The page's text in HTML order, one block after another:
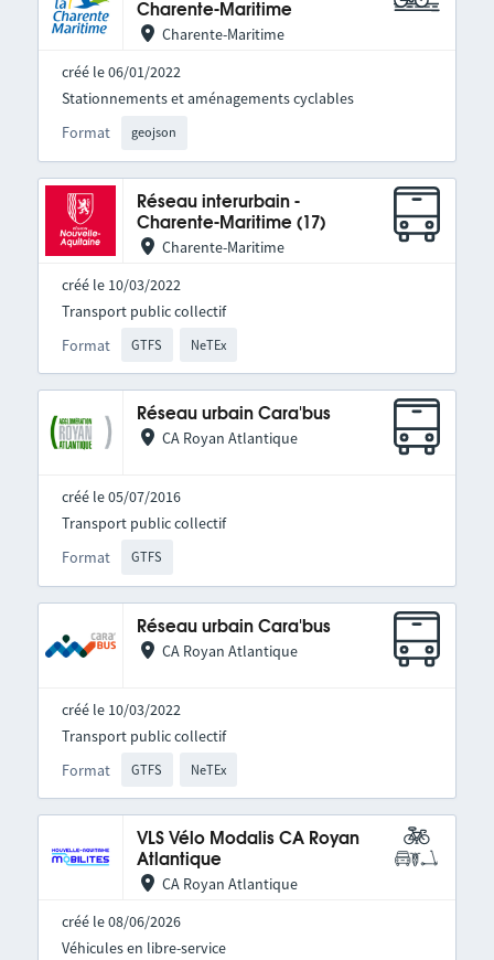
Charente-Maritime
Charente-Maritime
créé le 06/01/2022
Format geojson
Stationnements et aménagements cyclables
Réseau interurbain -
Charente-Maritime (17)
Charente-Maritime
créé le 10/03/2022
Format GTFS NeTEx
Transport public collectif
Réseau urbain Cara'bus
CA Royan Atlantique
créé le 05/07/2016
Format GTFS
Transport public collectif
Réseau urbain Cara'bus
CA Royan Atlantique
créé le 10/03/2022
Format GTFS NeTEx
Transport public collectif
VLS Vélo Modalis CA Royan
Atlantique
CA Royan Atlantique
créé le 08/06/2026
Véhicules en libre-service